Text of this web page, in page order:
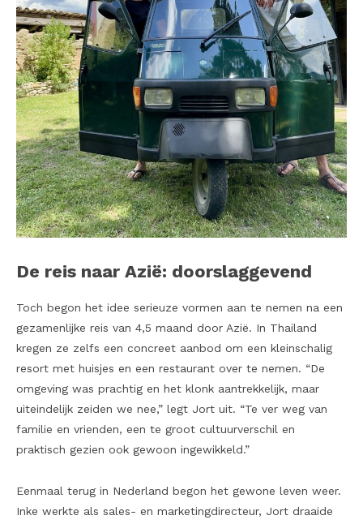
De reis naar Azië: doorslaggevend
Toch begon het idee serieuze vormen aan te nemen na een
gezamenlijke reis van 4,5 maand door Azië. In Thailand
kregen ze zelfs een concreet aanbod om een kleinschalig
resort met huisjes en een restaurant over te nemen. “De
omgeving was prachtig en het klonk aantrekkelijk, maar
uiteindelijk zeiden we nee,” legt Jort uit. “Te ver weg van
familie en vrienden, een te groot cultuurverschil en
praktisch gezien ook gewoon ingewikkeld.”
Eenmaal terug in Nederland begon het gewone leven weer.
Inke werkte als sales- en marketingdirecteur, Jort draaide